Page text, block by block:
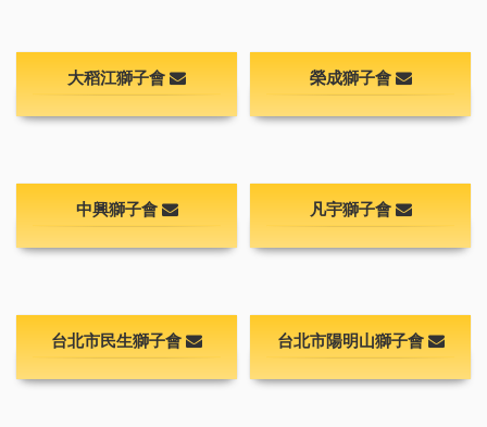
大稻江獅子會 榮成獅子會
中興獅子會 凡宇獅子會
台北市民生獅子會 台北市陽明山獅子會